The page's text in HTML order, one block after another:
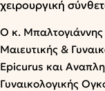
χειρουργική
Ο κ. Μπαλτογιάννης
Μαιευτικής &
Epicurus και
Γυναικολογικής